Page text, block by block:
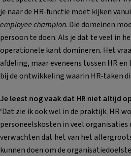
je naar de HR-functie moet kijken
employee champion. Die domeinen
persoon te doen. Als je dat te veel in
operationele kant domineren. Het
afdeling, maar eveneens tussen HR
bij de ontwikkeling waarin HR-taken
Je leest nog vaak dat HR niet altijd
‘Dat zie ik ook wel in de praktijk. HR
personeelskosten in veel
verwachten dat het van het
kunnen doen om de